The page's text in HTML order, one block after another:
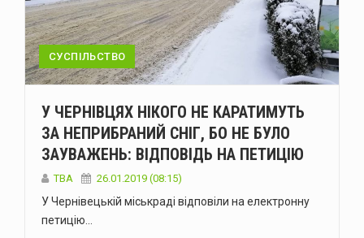
СУСПІЛЬСТВО
У ЧЕРНІВЦЯХ НІКОГО НЕ КАРАТИМУТЬ
ЗА НЕПРИБРАНИЙ СНІГ, БО НЕ БУЛО
ЗАУВАЖЕНЬ: ВІДПОВІДЬ НА ПЕТИЦІЮ
TBA 26.01.2019 (08:15)
У Чернівецькій міськраді відповіли на електронну
петицію…